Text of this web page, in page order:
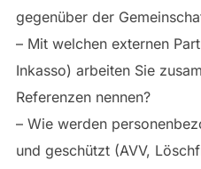
gegenüber der
– Mit welchen externen
Inkasso) arbeiten Sie
Referenzen nennen?
– Wie werden
und geschützt (AVV,